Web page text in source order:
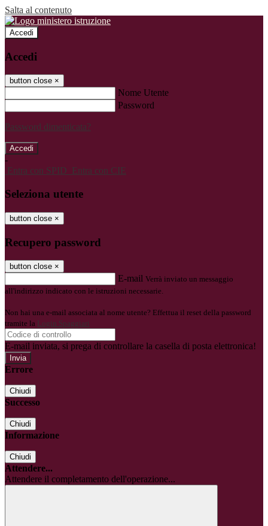
Salta al contenuto
Accedi
Accedi
button close ×
Nome Utente
Password
Password dimenticata?
-
Entra con SPID Entra con CIE
Seleziona utente
button close ×
Recupero password
button close ×
E-mail Verrà inviato un messaggio
all'indirizzo indicato con le istruzioni necessarie.
Non hai una e-mail associata al nome utente? Effettua il reset della password
tramite la Login Spaggiari
E-mail inviata, si prega di controllare la casella di posta elettronica!
Errore
Chiudi
Successo
Chiudi
Informazione
Chiudi
Attendere...
Attendere il completamento dell'operazione...